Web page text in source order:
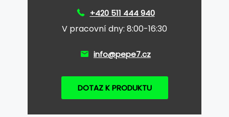
+420 511 444 940
V pracovní dny: 8:00-16:30
info@pepe7.cz
DOTAZ K PRODUKTU